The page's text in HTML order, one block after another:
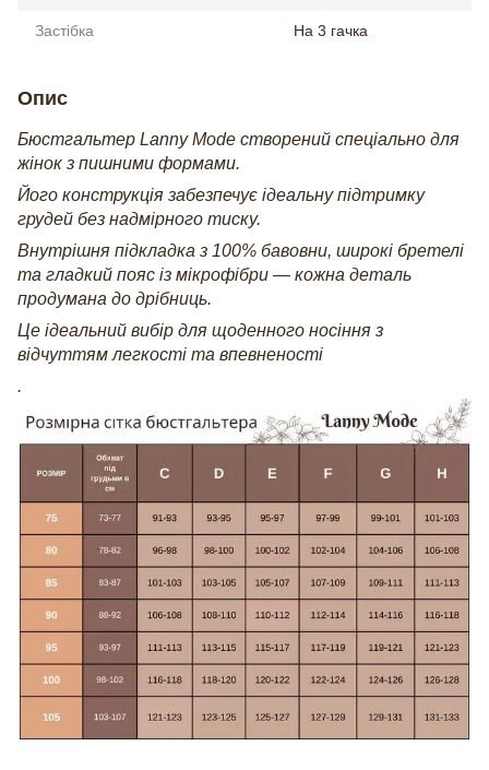
Застібка На 3 гачка
Опис
Бюстгальтер Lanny Mode створений спеціально для
жінок з пишними формами.
Його конструкція забезпечує ідеальну підтримку
грудей без надмірного тиску.
Внутрішня підкладка з 100% бавовни, широкі бретелі
та гладкий пояс із мікрофібри — кожна деталь
продумана до дрібниць.
Це ідеальний вибір для щоденного носіння з
відчуттям легкості та впевненості
.